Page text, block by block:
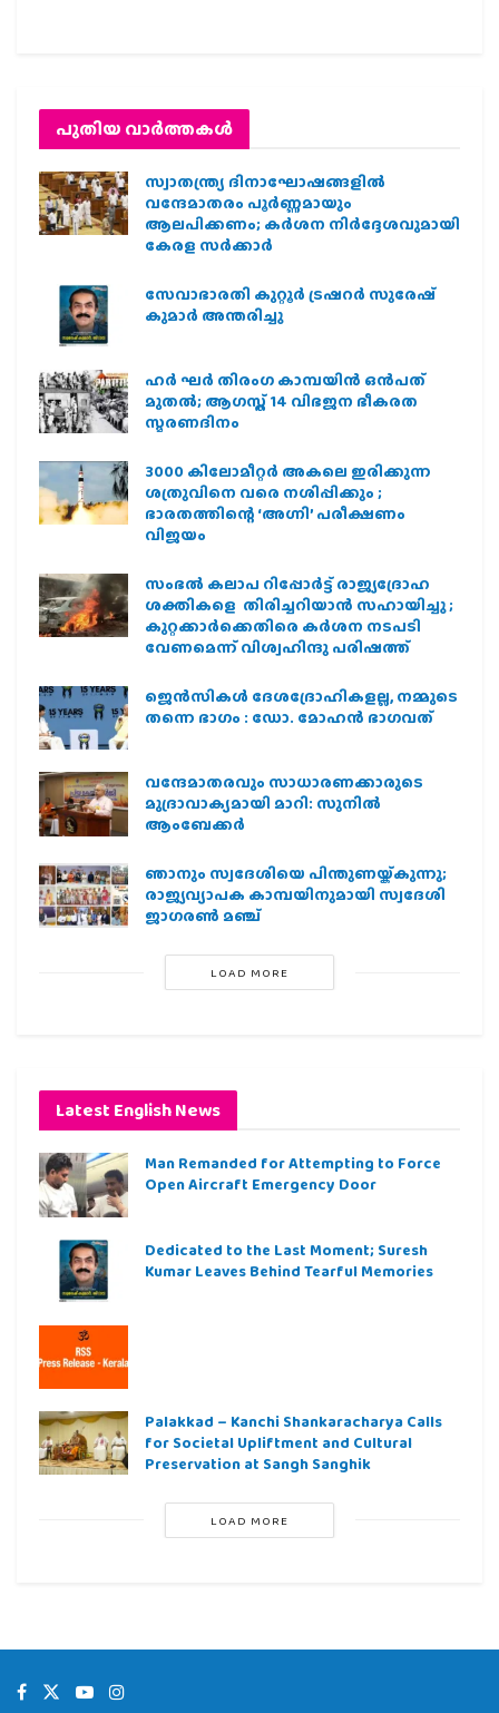
പുതിയ വാര്‍ത്തകള്‍
സ്വാതന്ത്ര്യ ദിനാഘോഷങ്ങളിൽ
വന്ദേമാതരം പൂർണ്ണമായും
ആലപിക്കണം; കർശന നിർദ്ദേശവുമായി
കേരള സർക്കാർ
സേവാഭാരതി കുറ്റൂർ ട്രഷറർ സുരേഷ്
കുമാർ അന്തരിച്ചു
ഹര്‍ ഘര്‍ തിരംഗ കാമ്പയിന്‍ ഒന്‍പത്
മുതല്‍; ആഗസ്ത് 14 വിഭജന ഭീകരത
സ്മരണദിനം
3000 കിലോമീറ്റർ അകലെ ഇരിക്കുന്ന
ശത്രുവിനെ വരെ നശിപ്പിക്കും ;
ഭാരതത്തിന്റെ ‘അഗ്നി’ പരീക്ഷണം
വിജയം
സംഭൽ കലാപ റിപ്പോർട്ട് രാജ്യദ്രോഹ
ശക്തികളെ തിരിച്ചറിയാൻ സഹായിച്ചു ;
കുറ്റക്കാർക്കെതിരെ കർശന നടപടി
വേണമെന്ന് വിശ്വഹിന്ദു പരിഷത്ത്
ജെന്‍സികള്‍ ദേശദ്രോഹികളല്ല, നമ്മുടെ
തന്നെ ഭാഗം : ഡോ. മോഹന്‍ ഭാഗവത്
വന്ദേമാതരവും സാധാരണക്കാരുടെ
മുദ്രാവാക്യമായി മാറി: സുനിൽ
ആംബേക്കർ
ഞാനും സ്വദേശിയെ പിന്തുണയ്ക്കുന്നു;
രാജ്യവ്യാപക കാമ്പയിനുമായി സ്വദേശി
ജാഗരണ്‍ മഞ്ച്
LOAD MORE
Latest English News
Man Remanded for Attempting to Force
Open Aircraft Emergency Door
Dedicated to the Last Moment; Suresh
Kumar Leaves Behind Tearful Memories
Palakkad – Kanchi Shankaracharya Calls
for Societal Upliftment and Cultural
Preservation at Sangh Sanghik
LOAD MORE